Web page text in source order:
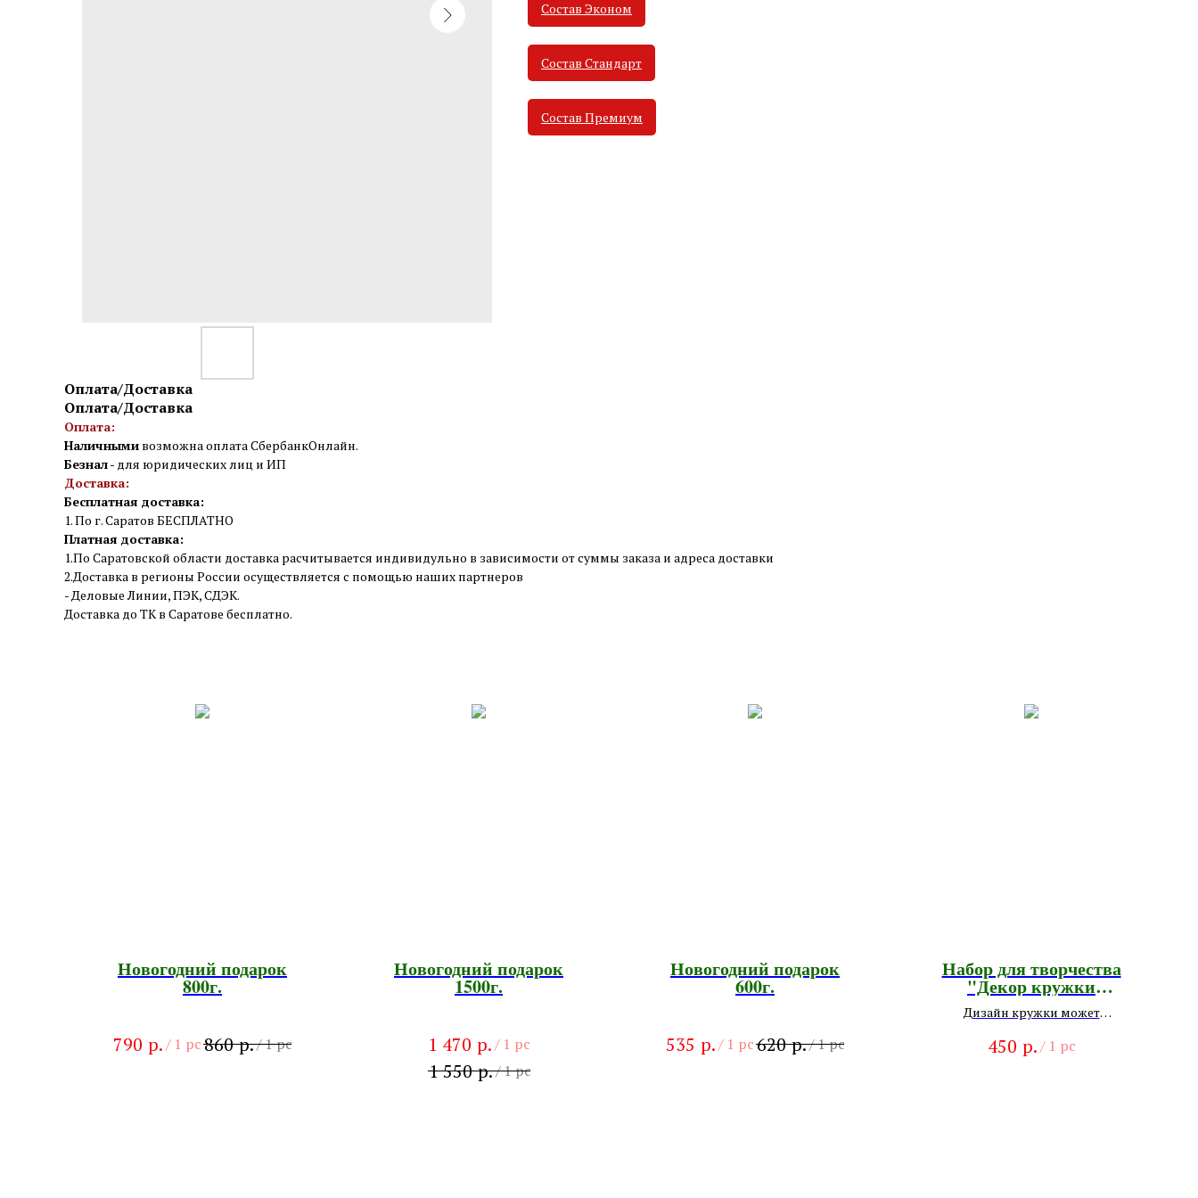
Состав Эконом
Состав Стандарт
Состав Премиум
Оплата/Доставка
Оплата/Доставка
Оплата:
Наличными возможна оплата СбербанкОнлайн.
Безнал- для юридических лиц и ИП
Доставка:
Бесплатная доставка:
1. По г. Саратов БЕСПЛАТНО
Платная доставка:
1.По Саратовской области доставка расчитывается индивидульно в зависимости от суммы заказа и адреса доставки
2.Доставка в регионы России осуществляется с помощью наших партнеров
- Деловые Линии, ПЭК, СДЭК.
Доставка до ТК в Саратове бесплатно.
Новогодний подарок
800г.
790 р./ 1 pc860 р./1 pc
Новогодний подарок
1500г.
1 470 р./ 1 pc
1 550 р./1 pc
Новогодний подарок
600г.
535 р./ 1 pc620 р./1 pc
Набор для творчества
"Декор кружки
полимерной глиной"
Дизайн кружки может
представленных фото
450 р./ 1 pc